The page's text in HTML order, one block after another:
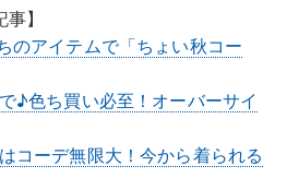
】
アイテムで「ちょい秋コー
♪色ち買い必至！オーバーサイ
コーデ無限大！今から着られる